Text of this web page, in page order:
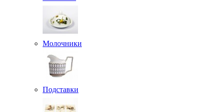
Молочники
Подставки